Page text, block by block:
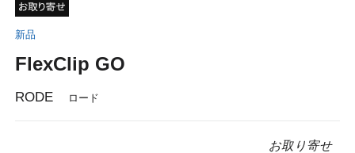
新品
FlexClip GO
RODE ロード
お取り寄せ